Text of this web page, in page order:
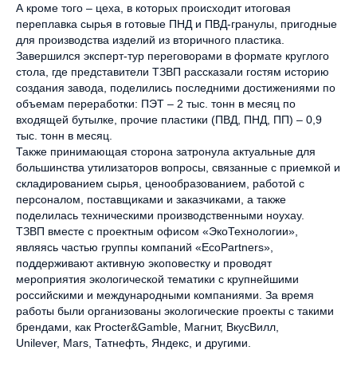
А кроме того – цеха, в которых происходит итоговая
переплавка сырья в готовые ПНД и ПВД-гранулы, пригодные
для производства изделий из вторичного пластика.
Завершился эксперт-тур переговорами в формате круглого
стола, где представители ТЗВП рассказали гостям историю
создания завода, поделились последними достижениями по
объемам переработки: ПЭТ – 2 тыс. тонн в месяц по
входящей бутылке, прочие пластики (ПВД, ПНД, ПП) – 0,9
тыс. тонн в месяц.
Также принимающая сторона затронула актуальные для
большинства утилизаторов вопросы, связанные с приемкой и
складированием сырья, ценообразованием, работой с
персоналом, поставщиками и заказчиками, а также
поделилась техническими производственными ноухау.
ТЗВП вместе с проектным офисом «ЭкоТехнологии»,
являясь частью группы компаний «EcoPartners»,
поддерживают активную экоповестку и проводят
мероприятия экологической тематики с крупнейшими
российскими и международными компаниями. За время
работы были организованы экологические проекты с такими
брендами, как Procter&Gamble, Магнит, ВкусВилл,
Unilever, Mars, Татнефть, Яндекс, и другими.